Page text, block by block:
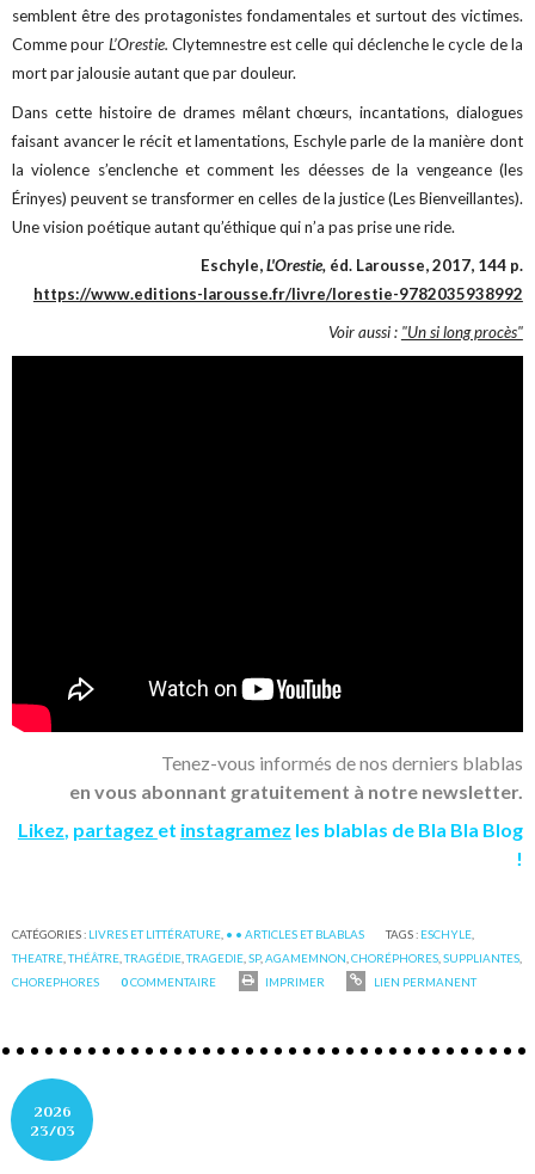
semblent être des protagonistes fondamentales et surtout des victimes.
Comme pour L’Orestie. Clytemnestre est celle qui déclenche le cycle de la
mort par jalousie autant que par douleur.
Dans cette histoire de drames mêlant chœurs, incantations, dialogues
faisant avancer le récit et lamentations, Eschyle parle de la manière dont
la violence s’enclenche et comment les déesses de la vengeance (les
Érinyes) peuvent se transformer en celles de la justice (Les Bienveillantes).
Une vision poétique autant qu’éthique qui n’a pas prise une ride.
Eschyle,L'Orestie, éd. Larousse, 2017, 144 p.
https://www.editions-larousse.fr/livre/lorestie-9782035938992
Voir aussi : "Un si long procès"
Tenez-vous informés de nos derniers blablas
en vous abonnant gratuitement à notre newsletter.
Likez, partagez et instagramez les blablas de Bla Bla Blog
!
CATÉGORIES : LIVRES ET LITTÉRATURE • • ARTICLES ET BLABLAS TAGS : ESCHYLE
THEATRE ,THÉÂTRE ,TRAGÉDIE ,TRAGEDIE ,SP,AGAMEMNON ,CHORÉPHORES ,SUPPLIANTES
CHOREPHORES
0COMMENTAIRE IMPRIMER LIEN PERMANENT
2026
23/03